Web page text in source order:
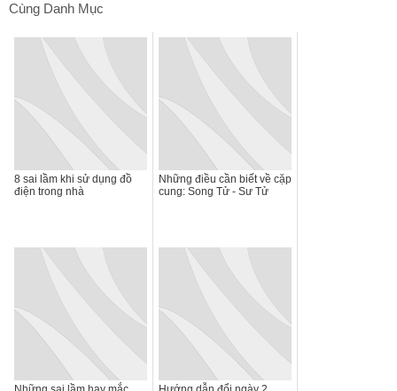
Cùng Danh Mục
8 sai lầm khi sử dụng đồ
điện trong nhà
Những điều cần biết về cặp
cung: Song Tử - Sư Tử